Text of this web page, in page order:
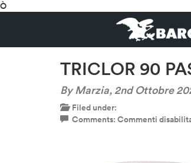
Ò
TRICLOR 90
By Marzia,2nd Ottobre
Filed under:
Comments: Commenti